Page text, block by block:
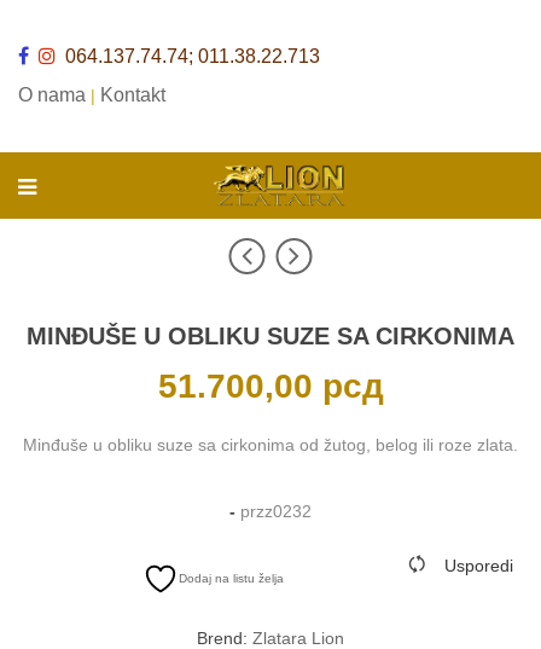
064.137.74.74; 011.38.22.713
O nama | Kontakt
MINĐUŠE U OBLIKU SUZE SA CIRKONIMA
51.700,00 рсд
Minđuše u obliku suze sa cirkonima od žutog, belog ili roze zlata.
- przz0232
Dodaj na listu želja
Usporedi
Brend: Zlatara Lion